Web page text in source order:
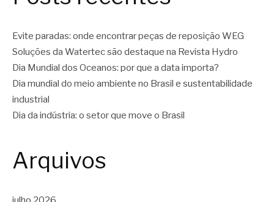
Evite paradas: onde encontrar peças de reposição WEG
Soluções da Watertec são destaque na Revista Hydro
Dia Mundial dos Oceanos: por que a data importa?
Dia mundial do meio ambiente no Brasil e sustentabilidade
industrial
Dia da indústria: o setor que move o Brasil
Arquivos